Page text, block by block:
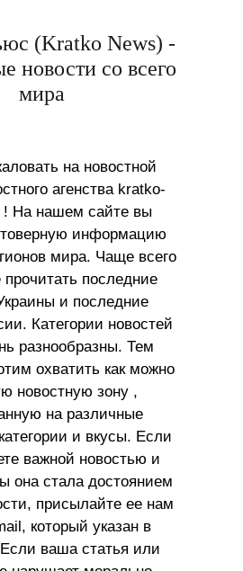
(Kratko News) -
новости со всего
мира
на новостной
агенства kratko-
! На нашем сайте вы
информацию
мира. Чаще всего
последние
и последние
Категории новостей
разнообразны. Тем
охватить как можно
новостную зону ,
на различные
и вкусы. Если
важной новостью и
она стала достоянием
присылайте ее нам
который указан в
Если ваша статья или